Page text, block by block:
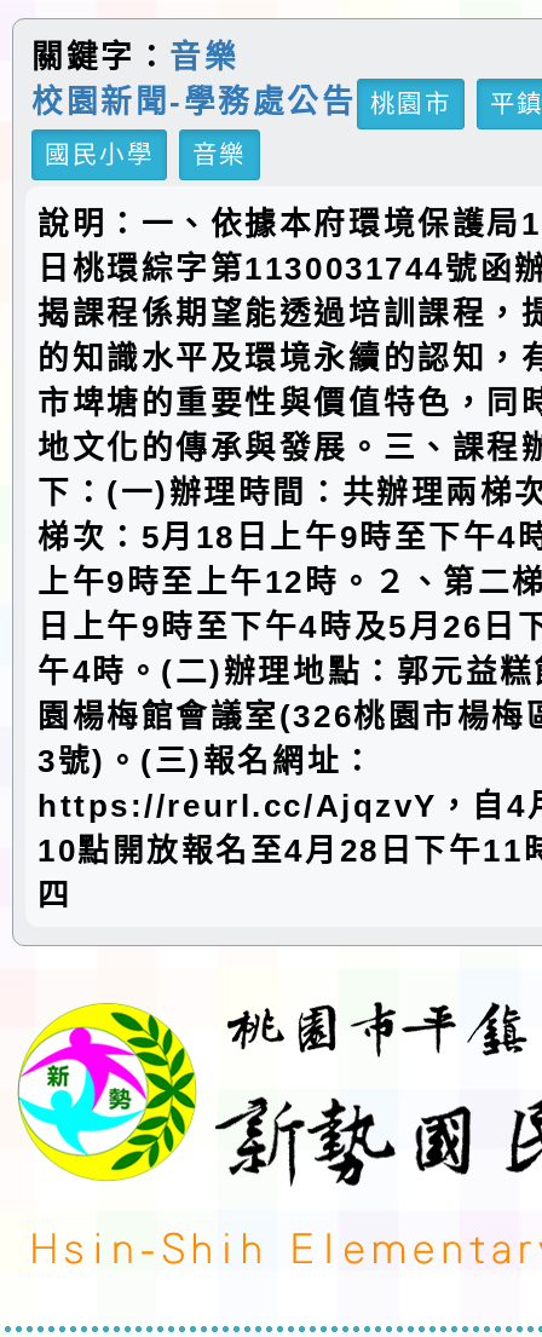
關鍵字： 音樂
校園新聞-學務處公告
桃園市
平
國民小學
音樂
說明：一、依據本府環境保護局
日桃環綜字第1130031744號函
揭課程係期望能透過培訓課程，
的知識水平及環境永續的認知，
市埤塘的重要性與價值特色，同
地文化的傳承與發展。三、課程
下：(一)辦理時間：共辦理兩梯
梯次：5月18日上午9時至下午4
上午9時至上午12時。２、第二
日上午9時至下午4時及5月26日
午4時。(二)辦理地點：郭元益
園楊梅館會議室(326桃園市楊梅
3號)。(三)報名網址：
https://reurl.cc/AjqzvY，自4
10點開放報名至4月28日下午11
四